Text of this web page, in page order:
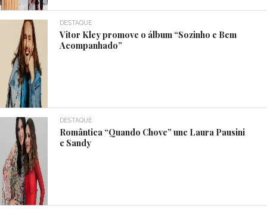
DESTAQUE
Vitor Kley promove o álbum “Sozinho e Bem
Acompanhado”
DESTAQUE
Romântica “Quando Chove” une Laura Pausini
e Sandy